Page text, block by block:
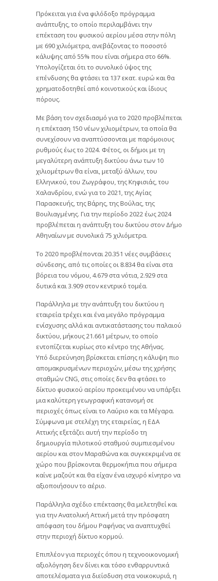
Πρόκειται για ένα φιλόδοξο πρόγραμμα
ανάπτυξης, το οποίο περιλαμβάνει την
επέκταση του φυσικού αερίου μέσα στην πόλη
με 690 χιλιόμετρα, ανεβάζοντας το ποσοστό
κάλυψης από 55% που είναι σήμερα στο 66%.
Υπολογίζεται ότι το συνολικό ύψος της
επένδυσης θα φτάσει τα 137 εκατ. ευρώ και θα
χρηματοδοτηθεί από κοινοτικούς και ίδιους
πόρους.
Με βάση τον σχεδιασμό για το 2020 προβλέπεται
η επέκταση 150 νέων χιλιομέτρων, τα οποία θα
συνεχίσουν να αναπτύσσονται με παρόμοιους
ρυθμούς έως το 2024. Φέτος, οι δήμοι με τη
μεγαλύτερη ανάπτυξη δικτύου άνω των 10
χιλιομέτρων θα είναι, μεταξύ άλλων, του
Ελληνικού, του Ζωγράφου, της Κηφισιάς, του
Χαλανδρίου, ενώ για το 2021, της Αγίας
Παρασκευής, της Βάρης, της Βούλας, της
Βουλιαγμένης. Για την περίοδο 2022 έως 2024
προβλέπεται η ανάπτυξη του δικτύου στον Δήμο
Αθηναίων με συνολικά 75 χιλιόμετρα.
Το 2020 προβλέπονται 20.351 νέες συμβάσεις
σύνδεσης, από τις οποίες οι 8.834 θα είναι στα
βόρεια του νόμου, 4.679 στα νότια, 2.929 στα
δυτικά και 3.909 στον κεντρικό τομέα.
Παράλληλα με την ανάπτυξη του δικτύου η
εταιρεία τρέχει και ένα μεγάλο πρόγραμμα
ενίσχυσης αλλά και αντικατάστασης του παλαιού
δικτύου, μήκους 21.661 μέτρων, το οποίο
εντοπίζεται κυρίως στο κέντρο της Αθήνας.
Υπό διερεύνηση βρίσκεται επίσης η κάλυψη πιο
απομακρυσμένων περιοχών, μέσω της χρήσης
σταθμών CNG, στις οποίες δεν θα φτάσει το
δίκτυο φυσικού αερίου προκειμένου να υπάρξει
μια καλύτερη γεωγραφική κατανομή σε
περιοχές όπως είναι το Λαύριο και τα Μέγαρα.
Σύμφωνα με στελέχη της εταιρείας, η ΕΔΑ
Αττικής εξετάζει αυτή την περίοδο τη
δημιουργία πιλοτικού σταθμού συμπιεσμένου
αερίου και στον Μαραθώνα και συγκεκριμένα σε
χώρο που βρίσκονται θερμοκήπια που σήμερα
καίνε μαζούτ και θα είχαν ένα ισχυρό κίνητρο να
αξιοποιήσουν το αέριο.
Παράλληλα σχέδιο επέκτασης θα μελετηθεί και
για την Ανατολική Αττική μετά την πρόσφατη
απόφαση του δήμου Ραφήνας να αναπτυχθεί
στην περιοχή δίκτυο κορμού.
Επιπλέον για περιοχές όπου η τεχνοοικονομική
αξιολόγηση δεν δίνει και τόσο ενθαρρυντικά
αποτελέσματα για διείσδυση στα νοικοκυριά, η